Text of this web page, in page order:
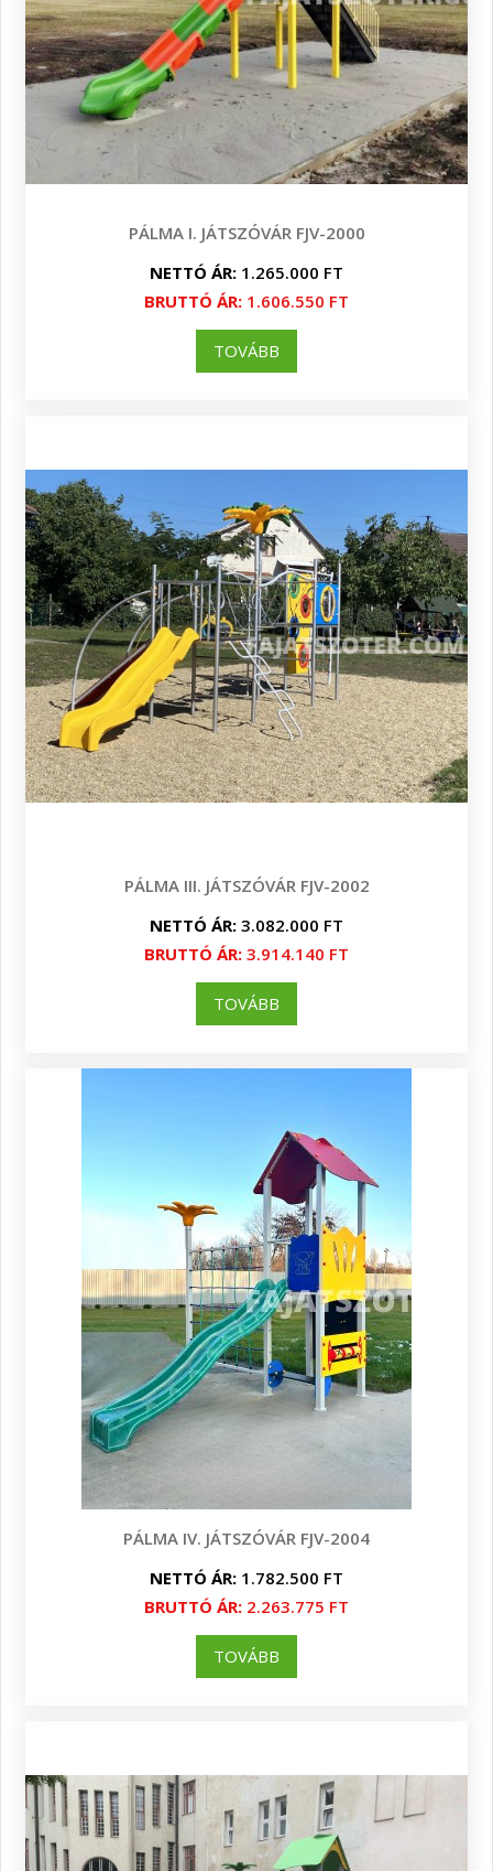
PÁLMA I. JÁTSZÓVÁR FJV-2000
NETTÓ ÁR: 1.265.000 FT
BRUTTÓ ÁR: 1.606.550 FT
TOVÁBB
PÁLMA III. JÁTSZÓVÁR FJV-2002
NETTÓ ÁR: 3.082.000 FT
BRUTTÓ ÁR: 3.914.140 FT
TOVÁBB
PÁLMA IV. JÁTSZÓVÁR FJV-2004
NETTÓ ÁR: 1.782.500 FT
BRUTTÓ ÁR: 2.263.775 FT
TOVÁBB